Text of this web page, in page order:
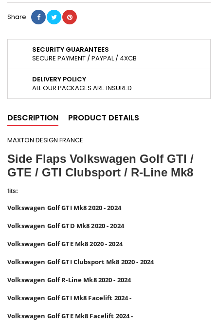
Share
SECURITY GUARANTEES
SECURE PAYMENT / PAYPAL / 4XCB
DELIVERY POLICY
ALL OUR PACKAGES ARE INSURED
DESCRIPTION PRODUCT DETAILS
MAXTON DESIGN FRANCE
Side Flaps Volkswagen Golf GTI /
GTE / GTI Clubsport / R-Line Mk8
fits:
Volkswagen Golf GTI Mk8 2020 - 2024
Volkswagen Golf GTD Mk8 2020 - 2024
Volkswagen Golf GTE Mk8 2020 - 2024
Volkswagen Golf GTI Clubsport Mk8 2020 - 2024
Volkswagen Golf R-Line Mk8 2020 - 2024
Volkswagen Golf GTI Mk8 Facelift 2024 -
Volkswagen Golf GTE Mk8 Facelift 2024 -